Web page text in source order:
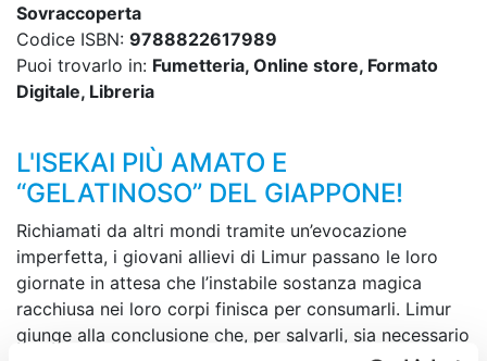
Sovraccoperta
Codice ISBN: 9788822617989
Puoi trovarlo in: Fumetteria, Online store, Formato
Digitale, Libreria
L'ISEKAI PIÙ AMATO E
“GELATINOSO” DEL GIAPPONE!
Richiamati da altri mondi tramite un’evocazione
imperfetta, i giovani allievi di Limur passano le loro
giornate in attesa che l’instabile sostanza magica
racchiusa nei loro corpi finisca per consumarli. Limur
giunge alla conclusione che, per salvarli, sia necessario